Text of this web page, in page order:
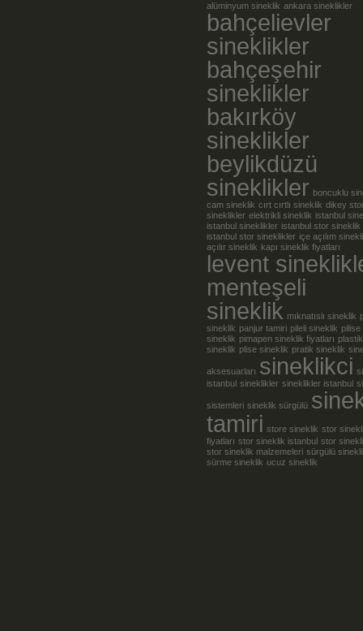
alüminyum sineklik ankara sineklikler
bahçelievler
sineklikler
bahçeşehir
sineklikler
bakırköy
sineklikler
beylikdüzü
sineklikler boncuklu
cam sineklik cırt cırtlı sineklik dikey
sineklikler elektrikli sineklik istanbul
istanbul sineklikler istanbul stor sineklik
istanbul stor sineklikler içe açılım
açılır sineklik kapı sineklik fiyatları
levent
menteşeli
sineklik mıknatıslı sineklik
sineklik panjur tamiri pileli sineklik pilise
sineklik pimapen sineklik fiyatları plastik
sineklik plise sineklik pratik sineklik
aksesuarları sineklikci
istanbul sineklikler sineklikler istanbul
sistemleri sineklik sürgülü
tamiri store sineklik stor
fiyatları stor sineklik istanbul stor
stor sineklik malzemeleri sürgülü
sürme sineklik ucuz sineklik